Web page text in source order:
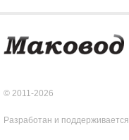
© 2011-2026
Разработан и поддерживается